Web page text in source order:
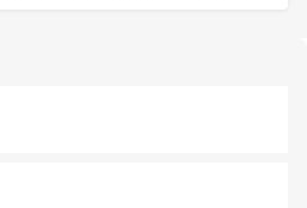
地元の風情を楽しめる外せないスポット